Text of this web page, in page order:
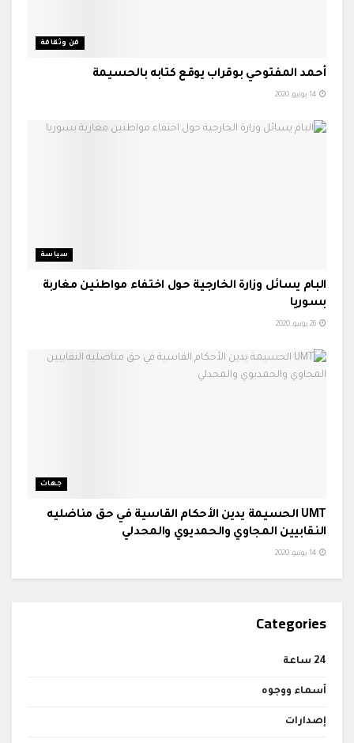
فن وثقافة
أحمد المفتوحي بوقراب يوقع كتابه بالحسيمة
سياسة
البام يسائل وزارة الخارجية حول اختفاء مواطنين مغاربة
بسوريا
جهات
UMT الحسيمة يدين الأحكام القاسية في حق مناضليه
النقابيين المجاوي والحمديوي والمحدلي
Categories
24 ساعة
أسماء ووجوه
إصدارات